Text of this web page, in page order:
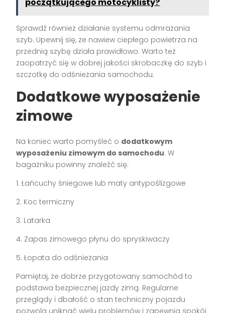
Sprawdź również działanie systemu odmrażania
szyb. Upewnij się, że nawiew ciepłego powietrza na
przednią szybę działa prawidłowo. Warto też
zaopatrzyć się w dobrej jakości skrobaczkę do szyb i
szczotkę do odśnieżania samochodu.
Dodatkowe wyposażenie
zimowe
Na koniec warto pomyśleć o dodatkowym
wyposażeniu zimowym do samochodu. W
bagażniku powinny znaleźć się:
1. Łańcuchy śniegowe lub maty antypoślizgowe
2. Koc termiczny
3. Latarka
4. Zapas zimowego płynu do spryskiwaczy
5. Łopata do odśnieżania
Pamiętaj, że dobrze przygotowany samochód to
podstawa bezpiecznej jazdy zimą. Regularne
przeglądy i dbałość o stan techniczny pojazdu
pozwolą uniknąć wielu problemów i zapewnią spokój